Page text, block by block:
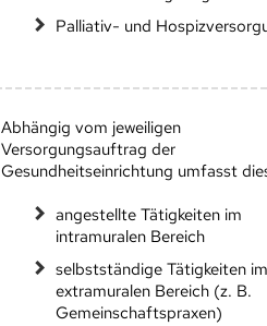
Palliativ- und
Abhängig vom jeweiligen
Versorgungsauftrag der
Gesundheitseinrichtung umfasst
angestellte Tätigkeiten im
intramuralen Bereich
selbstständige Tätigkeiten
extramuralen Bereich (z. B.
Gemeinschaftspraxen)